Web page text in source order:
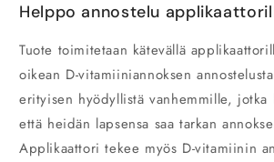
Helppo annostelu
Tuote toimitetaan kätevällä
oikean D-vitamiiniannoksen
erityisen hyödyllistä vanhemmille, jotka
että heidän lapsensa saa tarkan
Applikaattori tekee myös D-vitamiinin